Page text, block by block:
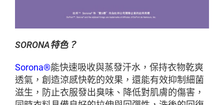
SORONA特色？
Sorona®能快速吸收與蒸發汗水，保持衣物乾爽
透氣，創造涼感快乾的效果，還能有效抑制細菌
滋生，防止衣服發出臭味、降低對肌膚的傷害，